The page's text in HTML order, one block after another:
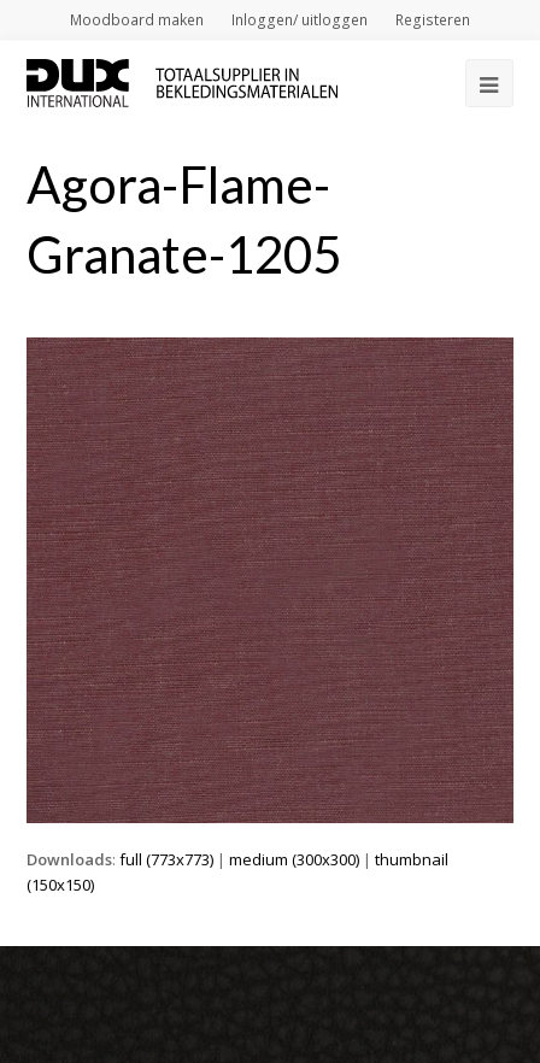
Moodboard maken Inloggen/ uitloggen Registeren
Agora-Flame-
Granate-1205
Downloads:full (773x773) |medium (300x300) |thumbnail
(150x150)